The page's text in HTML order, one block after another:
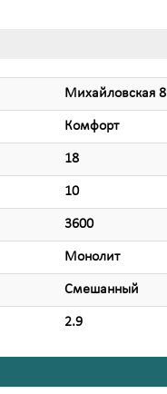
Михайловская 8
Комфорт
18
10
3600
Монолит
Смешанный
2.9